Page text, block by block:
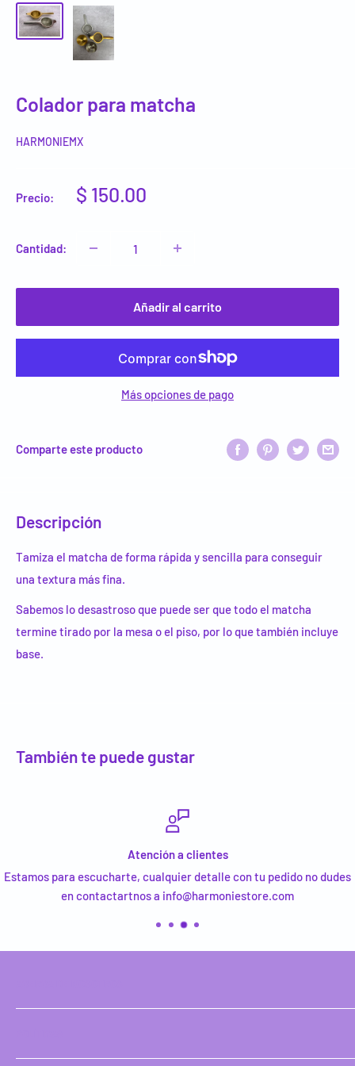
Colador para matcha
HARMONIEMX
Precio:
Precio
$ 150.00
Cantidad:
Añadir al carrito
Más opciones de pago
Comparte este producto
Descripción
Tamiza el matcha de forma rápida y sencilla para conseguir
una textura más fina.
Sabemos lo desastroso que puede ser que todo el matcha
termine tirado por la mesa o el piso, por lo que también incluye
base.
También te puede gustar
Atención a clientes
Estamos para escucharte, cualquier detalle con tu pedido no dudes
en contactartnos a info@harmoniestore.com